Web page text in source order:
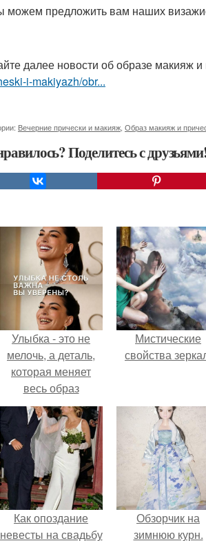
можем предложить вам наших
далее новости об образе макияж
i-makiyazh/obr...
Вечерние прически и макияж Образ макияж и
Поделитесь с
Улыбка - это не
мелочь, а деталь,
которая меняет
весь образ
человека.
Мистические
свойства
Как опоздание
невесты на свадьбу
Обзорчик на
зимнюю курн.